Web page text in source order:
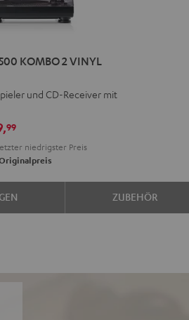
KOMBO 2 VINYL
und CD-Receiver mit
99
niedrigster Preis
ZUBEHÖR